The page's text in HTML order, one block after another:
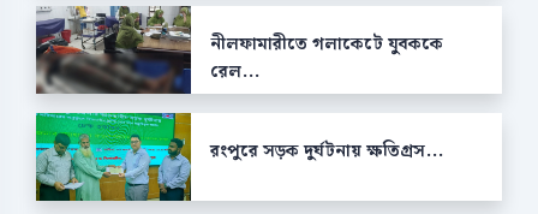
নীলফামারীতে গলাকেটে যুবককে
রেল...
রংপুরে সড়ক দুর্ঘটনায় ক্ষতিগ্রস...